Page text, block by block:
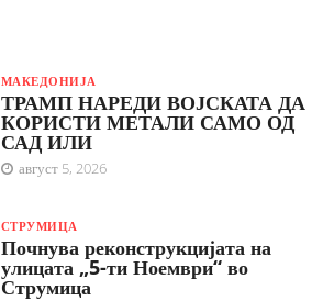
МАКЕДОНИЈА
ТРАМП НАРЕДИ ВОЈСКАТА ДА
КОРИСТИ МЕТАЛИ САМО ОД
САД ИЛИ
август 5, 2026
СТРУМИЦА
Почнува реконструкцијата на
улицата „5-ти Ноември“ во
Струмица